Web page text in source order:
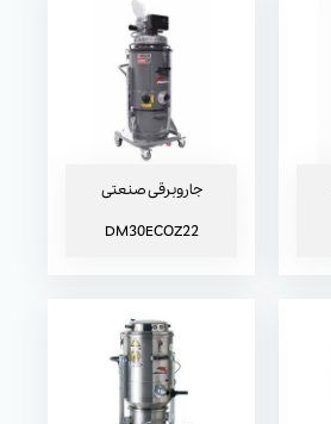
جاروبرقی صنعتی
DM30ECOZ22
جاروبرقی صنعتی DM 3 AIR
2V EX